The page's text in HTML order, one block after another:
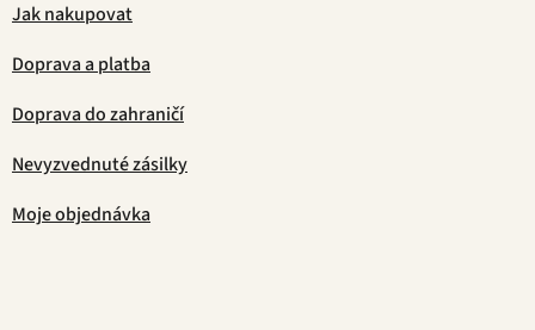
Jak nakupovat
Doprava a platba
Doprava do zahraničí
Nevyzvednuté zásilky
Moje objednávka